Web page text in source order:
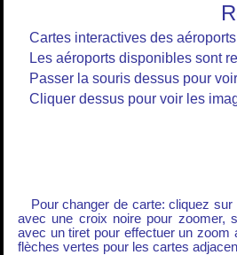
Cartes interactives des
Les aéroports disponibles sont
Passer la souris dessus pour
Cliquer dessus pour voir les
Pour changer de carte: cliquez
avec une croix noire pour zoomer,
avec un tiret pour effectuer un zoom
flèches vertes pour les cartes